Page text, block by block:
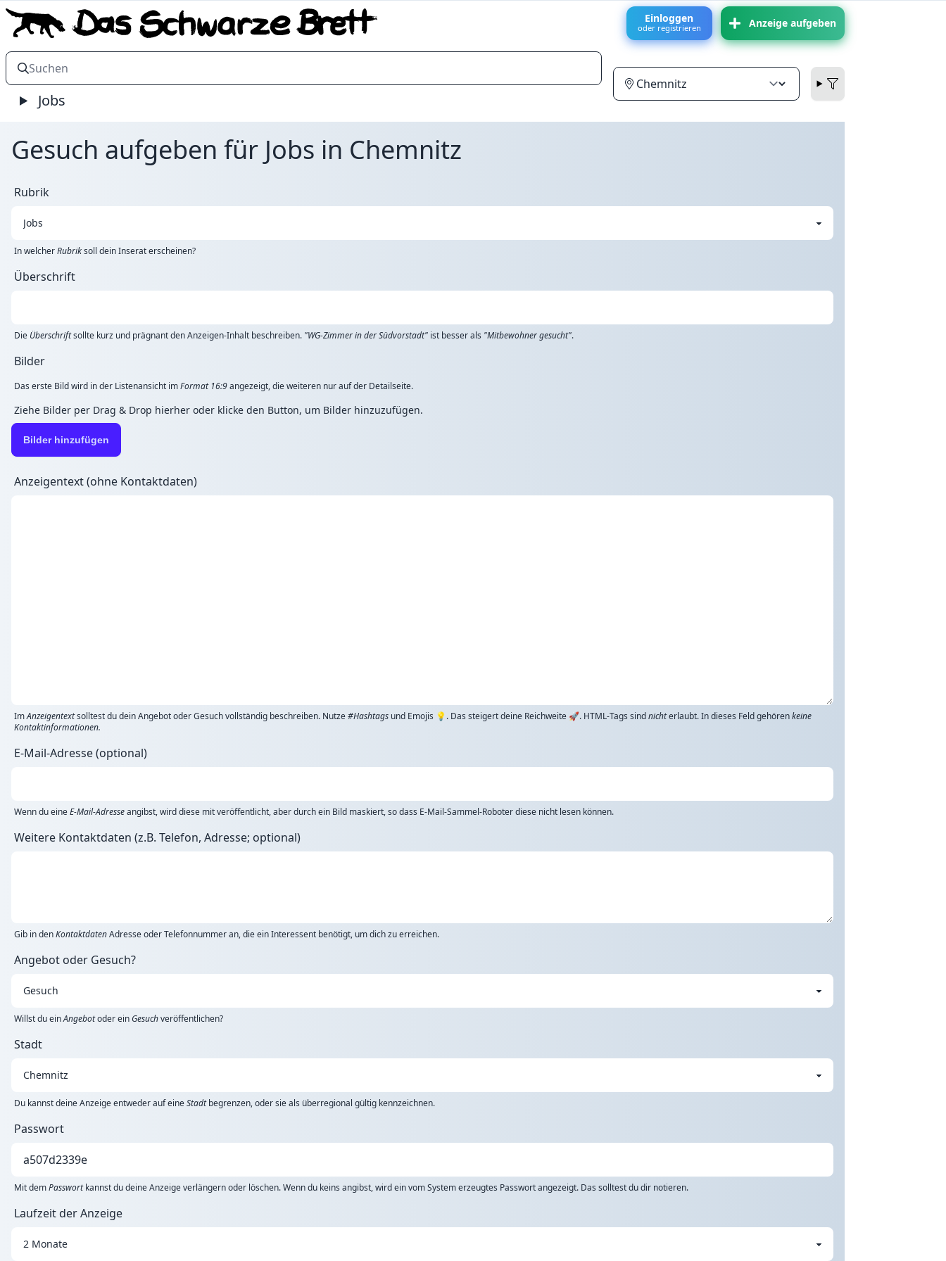
Einloggen
oder registrieren Anzeige aufgeben
Jobs
Gesuch aufgeben für Jobs in Chemnitz
Rubrik
In welcherRubriksoll dein Inserat erscheinen?
Überschrift
Die Überschriftsollte kurz und prägnant den Anzeigen-Inhalt beschreiben. "WG-Zimmer in der Südvorstadt" ist besser als "Mitbewohner gesucht".
Bilder
Das erste Bild wird in der Listenansicht imFormat 16:9angezeigt, die weiteren nur auf der Detailseite.
Ziehe Bilder per Drag & Drop hierher oder klicke den Button, um Bilder hinzuzufügen.
Bilder hinzufügen
Anzeigentext (ohne Kontaktdaten)
ImAnzeigentextsolltest du dein Angebot oder Gesuch vollständig beschreiben. Nutze#Hashtags und Emojis 💡. Das steigert deine Reichweite 🚀. HTML-Tags sindnichterlaubt. In dieses Feld gehörenkeine
Kontaktinformationen.
E-Mail-Adresse (optional)
Wenn du eineE-Mail-Adresseangibst, wird diese mit veröffentlicht, aber durch ein Bild maskiert, so dass E-Mail-Sammel-Roboter diese nicht lesen können.
Weitere Kontaktdaten (z.B. Telefon, Adresse; optional)
Gib in denKontaktdatenAdresse oder Telefonnummer an, die ein Interessent benötigt, um dich zu erreichen.
Angebot oder Gesuch?
Willst du einAngebotoder einGesuchveröffentlichen?
Stadt
Du kannst deine Anzeige entweder auf eineStadtbegrenzen, oder sie als überregional gültig kennzeichnen.
Passwort
Mit demPasswortkannst du deine Anzeige verlängern oder löschen. Wenn du keins angibst, wird ein vom System erzeugtes Passwort angezeigt. Das solltest du dir notieren.
Laufzeit der Anzeige